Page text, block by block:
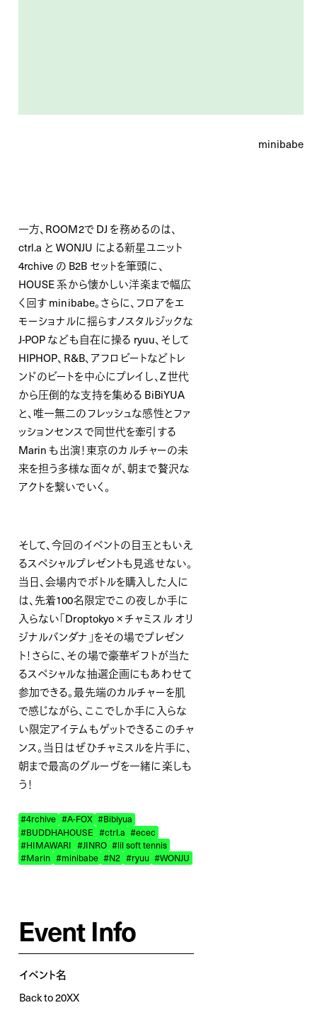
minibabe
一方、ROOM2で DJ を務めるのは、
ctrl.a と WONJU による新星ユニット
4rchive の B2B セットを筆頭に、
HOUSE 系から懐かしい洋楽まで幅広
く回す minibabe。さらに、フロアをエ
モーショナルに揺らすノスタルジックな
J-POP なども自在に操る ryuu、そして
HIPHOP、R&B、アフロビートなどトレ
ンドのビートを中心にプレイし、Z 世代
から圧倒的な支持を集める BiBiYUA
と、唯一無二のフレッシュな感性とファ
ッションセンスで同世代を牽引する
Marin も出演！東京のカルチャーの未
来を担う多様な面々が、朝まで贅沢な
アクトを繋いでいく。
そして、今回のイベントの目玉ともいえ
るスペシャルプレゼントも見逃せない。
当日、会場内でボトルを購入した人に
は、先着100名限定でこの夜しか手に
入らない「Droptokyo × チャミスル オリ
ジナルバンダナ」をその場でプレゼン
ト！さらに、その場で豪華ギフトが当た
るスペシャルな抽選企画にもあわせて
参加できる。最先端のカルチャーを肌
で感じながら、ここでしか手に入らな
い限定アイテムもゲットできるこのチャ
ンス。当日はぜひチャミスルを片手に、
朝まで最高のグルーヴを一緒に楽しも
う！
#4rchive #A-FOX #Bibiyua
#BUDDHAHOUSE #ctrl.a #ecec
#HIMAWARI #JINRO #lil soft tennis
#Marin #minibabe #N2 #ryuu #WONJU
Event Info
イベント名
Back to 20XX